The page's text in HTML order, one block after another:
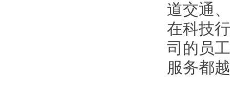
道交通
在科技
司的员
服务都